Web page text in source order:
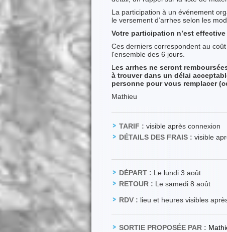
La participation à un événement
le versement d’arrhes selon les
Votre participation n’est
Ces derniers correspondent au
l'ensemble des 6 jours.
L es arrhes ne seront
à trouver dans un délai
personne pour vous remplacer
Mathieu
TARIF : visible après connexion
DÉTAILS DES FRAIS : visible
DÉPART : Le lundi 3 août
RETOUR : Le samedi 8 août
RDV : lieu et heures visibles
SORTIE PROPOSÉE PAR :